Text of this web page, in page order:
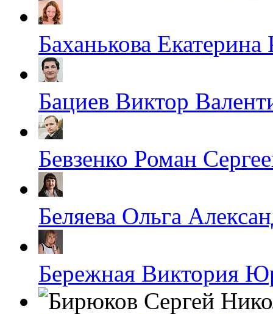
Баханькова
Бациев Виктор
Бевзенко Роман
Беляева Ольга
Бережная Виктория